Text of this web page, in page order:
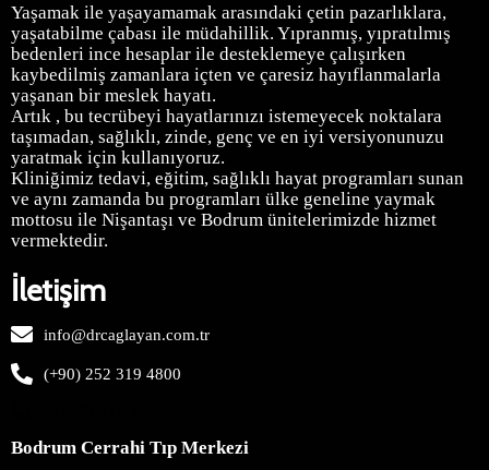
Yaşamak ile yaşayamamak arasındaki çetin pazarlıklara,
yaşatabilme çabası ile müdahillik. Yıpranmış, yıpratılmış
bedenleri ince hesaplar ile desteklemeye çalışırken
kaybedilmiş zamanlara içten ve çaresiz hayıflanmalarla
yaşanan bir meslek hayatı.
Artık , bu tecrübeyi hayatlarınızı istemeyecek noktalara
taşımadan, sağlıklı, zinde, genç ve en iyi versiyonunuzu
yaratmak için kullanıyoruz.
Kliniğimiz tedavi, eğitim, sağlıklı hayat programları sunan
ve aynı zamanda bu programları ülke geneline yaymak
mottosu ile Nişantaşı ve Bodrum ünitelerimizde hizmet
vermektedir.
İletişim
info@drcaglayan.com.tr
(+90) 252 319 4800
Bodrum Cerrahi Tıp Merkezi